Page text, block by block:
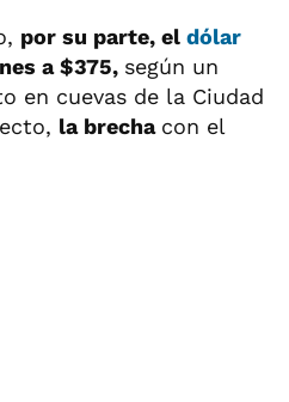
por su parte, el dólar
a $375, según un
en cuevas de la Ciudad
la brecha con el